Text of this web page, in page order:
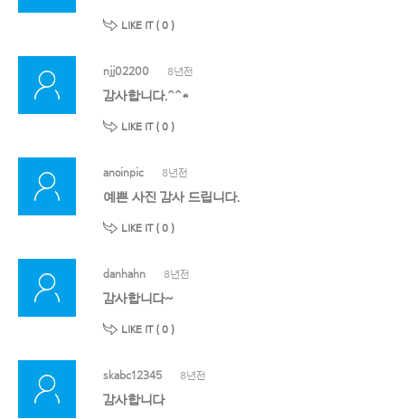
LIKE IT ( 0 )
njj02200 8년전
감사합니다.^^*
LIKE IT ( 0 )
anoinpic 8년전
예쁜 사진 감사 드립니다.
LIKE IT ( 0 )
danhahn 8년전
감사합니다~
LIKE IT ( 0 )
skabc12345 8년전
감사합니다